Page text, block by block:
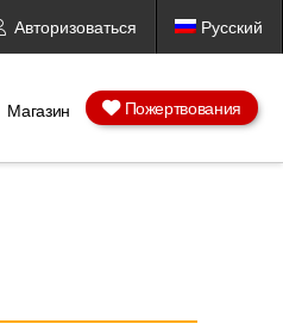
Авторизоваться Русский
Магазин Пожертвования